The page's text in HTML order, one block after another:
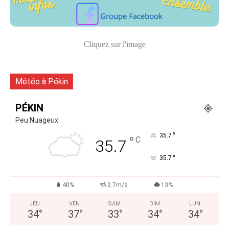
Cliquez sur l'image
Météo à Pékin
PÉKIN
Peu Nuageux
35.7 ° C 35.7 °
35.7 °
40% 2.7m/s 13%
JEU
34°
VEN
37°
SAM
33°
DIM
34°
LUN
34°